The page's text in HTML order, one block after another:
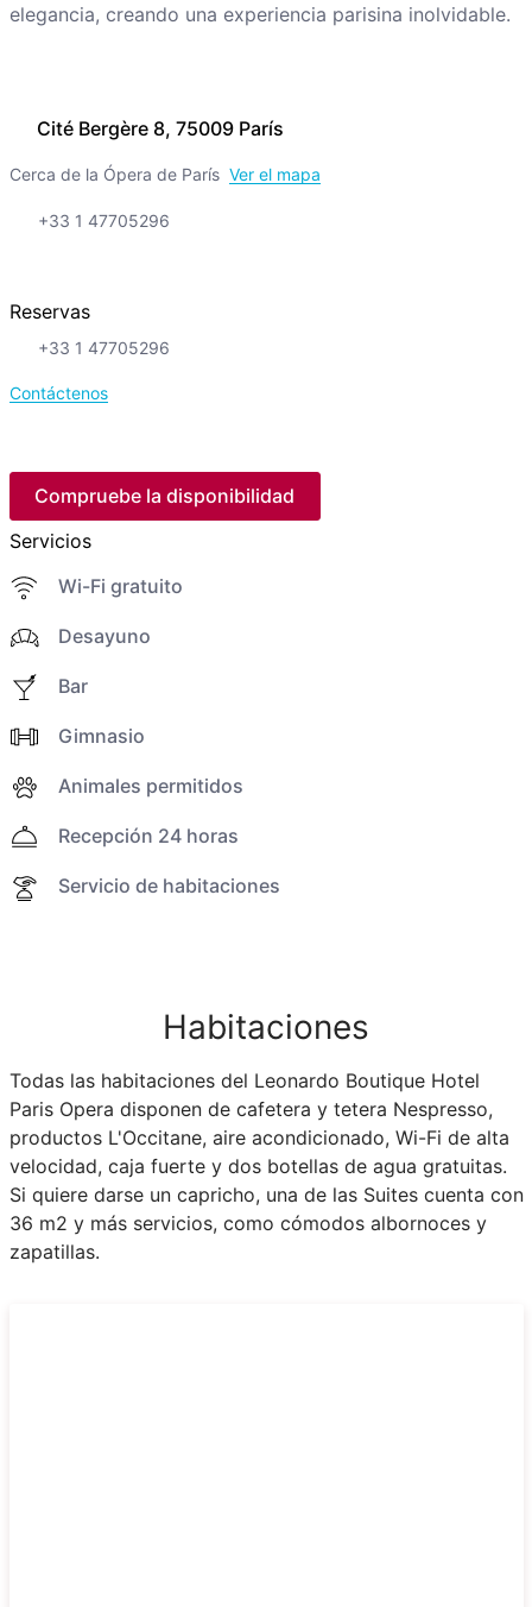
Cité Bergère 8, 75009 París
Cerca de la Ópera de París Ver el mapa
+33 1 47705296
Reservas
+33 1 47705296
Contáctenos
Compruebe la disponibilidad
Servicios
Wi-Fi gratuito
Desayuno
Bar
Gimnasio
Animales permitidos
Recepción 24 horas
Servicio de habitaciones
elegancia, creando una experiencia parisina inolvidable.
Habitaciones
Todas las habitaciones del Leonardo Boutique Hotel
Paris Opera disponen de cafetera y tetera Nespresso,
productos L'Occitane, aire acondicionado, Wi-Fi de alta
velocidad, caja fuerte y dos botellas de agua gratuitas.
Si quiere darse un capricho, una de las Suites cuenta con
36 m2 y más servicios, como cómodos albornoces y
zapatillas.